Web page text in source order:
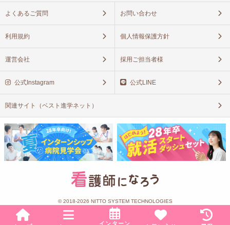
インターン
よくあるご質問 お問い合わせ
利用規約 個人情報保護方針
運営会社 採用ご担当者様
公式Instagram 公式LINE
関連サイト（ベスト進学ネット）
© 2018-2026 NITTO SYSTEM TECHNOLOGIES